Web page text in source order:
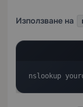
Използване на
nslookup